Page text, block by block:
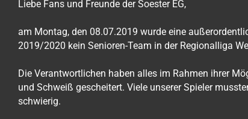
Liebe Fans und Freunde der Soester EG,
am Montag, den 08.07.2019 wurde eine
2019/2020 kein Senioren-Team in der Regionalliga
Die Verantwortlichen haben alles im Rahmen ihrer
und Schweiß gescheitert. Viele unserer Spieler
schwierig.